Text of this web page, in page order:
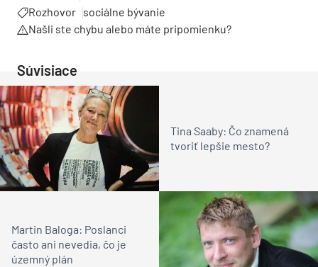
Rozhovor sociálne bývanie
Našli ste chybu alebo máte pripomienku?
Súvisiace
Tina Saaby: Čo znamená
tvoriť lepšie mesto?
Martin Baloga: Poslanci
často ani nevedia, čo je
územný plán